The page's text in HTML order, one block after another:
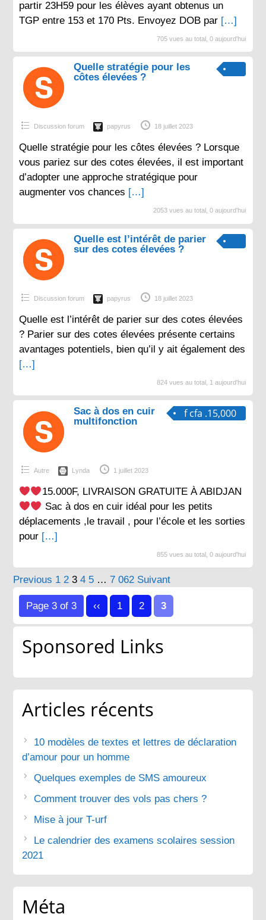
partir 23H59 pour les élèves ayant obtenus un
TGP entre 153 et 170 Pts. Envoyez DOB par […]
705 vues au total, 0 aujourd'hui
Quelle stratégie pour les
côtes élevées ?
Discussion forum papyrus 18 juillet 2023
Quelle stratégie pour les côtes élevées ? Lorsque
vous pariez sur des cotes élevées, il est important
d’adopter une approche stratégique pour
augmenter vos chances […]
2053 vues au total, 0 aujourd'hui
Quelle est l’intérêt de parier
sur des cotes élevées ?
Discussion forum papyrus 18 juillet 2023
Quelle est l’intérêt de parier sur des cotes élevées
? Parier sur des cotes élevées présente certains
avantages potentiels, bien qu’il y ait également des
[…]
824 vues au total, 1 aujourd'hui
f cfa .15,000
Sac à dos en cuir
multifonction
Autre Lynda 1 juillet 2023
15.000F, LIVRAISON GRATUITE À ABIDJAN
Sac à dos en cuir idéal pour les petits
déplacements ,le travail , pour l’école et les sorties
pour […]
855 vues au total, 0 aujourd'hui
Pagination
des
publications
Previous 1 2 3 4 5 … 7 062 Suivant
Page 3 of 3 ‹‹ 1 2 3
Sponsored Links
Articles récents
10 modèles de textes et lettres de déclaration
d’amour pour un homme
Quelques exemples de SMS amoureux
Comment trouver des vols pas chers ?
Mise à jour T-urf
Le calendrier des examens scolaires session
2021
Méta